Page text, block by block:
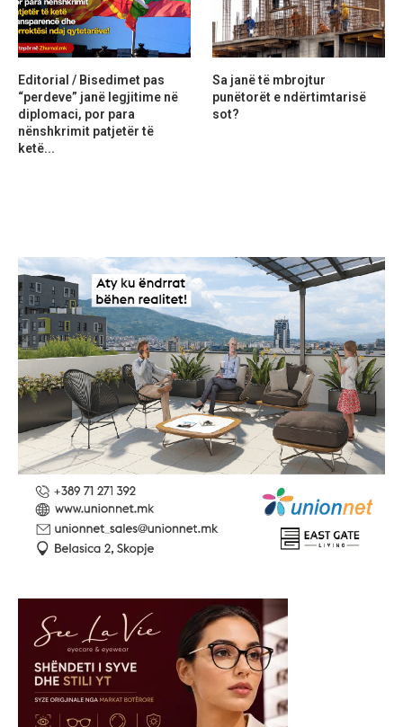
Editorial / Bisedimet pas
“perdeve” janë legjitime në
diplomaci, por para
nënshkrimit patjetër të
ketë...
Sa janë të mbrojtur
punëtorët e ndërtimtarisë
sot?